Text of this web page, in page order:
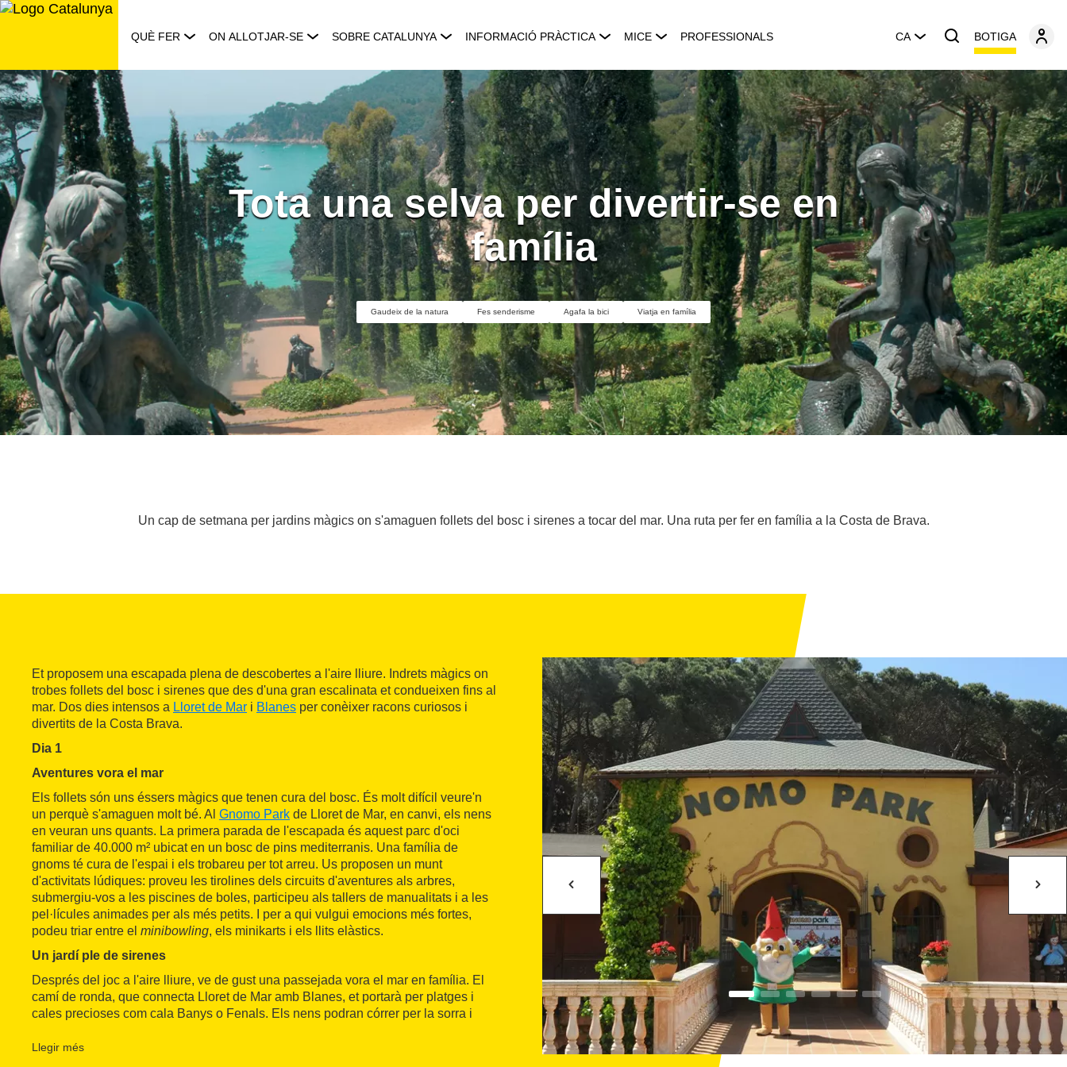
Saltar
QUÈ FER ON ALLOTJAR-SE SOBRE CATALUNYA INFORMACIÓ PRÀCTICA MICE PROFESSIONALS CA BOTIGA
Tota una selva per divertir-se en
família
Gaudeix de la natura Fes senderisme Agafa la bici Viatja en família
Un cap de setmana per jardins màgics on s'amaguen follets del bosc i sirenes a tocar del mar. Una ruta per fer en família a la Costa de Brava.
Et proposem una escapada plena de descobertes a l'aire lliure. Indrets màgics on
trobes follets del bosc i sirenes que des d'una gran escalinata et condueixen fins al
mar. Dos dies intensos a Lloret de Mar i Blanes per conèixer racons curiosos i
divertits de la Costa Brava.
Dia 1
Aventures vora el mar
Els follets són uns éssers màgics que tenen cura del bosc. És molt difícil veure'n
un perquè s'amaguen molt bé. Al Gnomo Park de Lloret de Mar, en canvi, els nens
en veuran uns quants. La primera parada de l'escapada és aquest parc d'oci
familiar de 40.000 m² ubicat en un bosc de pins mediterranis. Una família de
gnoms té cura de l'espai i els trobareu per tot arreu. Us proposen un munt
d'activitats lúdiques: proveu les tirolines dels circuits d'aventures als arbres,
submergiu-vos a les piscines de boles, participeu als tallers de manualitats i a les
pel·lícules animades per als més petits. I per a qui vulgui emocions més fortes,
podeu triar entre el minibowling, els minikarts i els llits elàstics.
Un jardí ple de sirenes
Després del joc a l'aire lliure, ve de gust una passejada vora el mar en família. El
camí de ronda, que connecta Lloret de Mar amb Blanes, et portarà per platges i
cales precioses com cala Banys o Fenals. Els nens podran córrer per la sorra i
Fenals i Cala Boadella us trobareu una sorpresa: els
Llegir més